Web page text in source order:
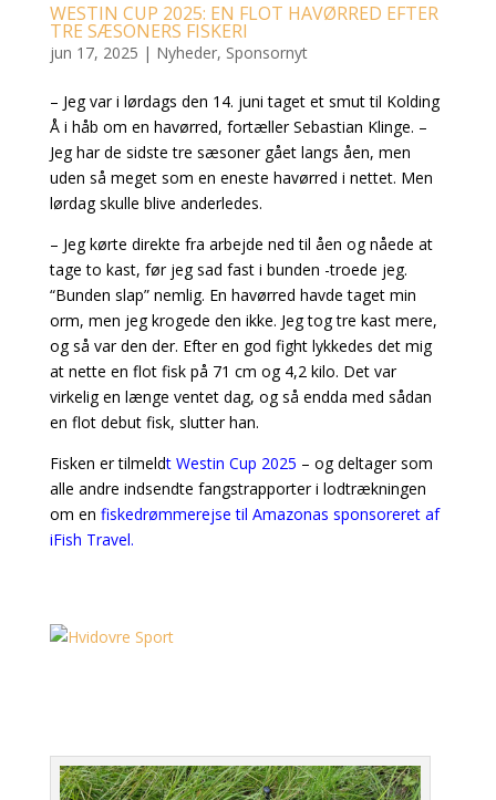
WESTIN CUP 2025: EN FLOT HAVØRRED EFTER
TRE SÆSONERS FISKERI
jun 17, 2025 | Nyheder, Sponsornyt
– Jeg var i lørdags den 14. juni taget et smut til Kolding
Å i håb om en havørred, fortæller Sebastian Klinge. –
Jeg har de sidste tre sæsoner gået langs åen, men
uden så meget som en eneste havørred i nettet. Men
lørdag skulle blive anderledes.
– Jeg kørte direkte fra arbejde ned til åen og nåede at
tage to kast, før jeg sad fast i bunden -troede jeg.
“Bunden slap” nemlig. En havørred havde taget min
orm, men jeg krogede den ikke. Jeg tog tre kast mere,
og så var den der. Efter en god fight lykkedes det mig
at nette en flot fisk på 71 cm og 4,2 kilo. Det var
virkelig en længe ventet dag, og så endda med sådan
en flot debut fisk, slutter han.
Fisken er tilmeldt Westin Cup 2025 – og deltager som
alle andre indsendte fangstrapporter i lodtrækningen
om en fiskedrømmerejse til Amazonas sponsoreret af
iFish Travel.